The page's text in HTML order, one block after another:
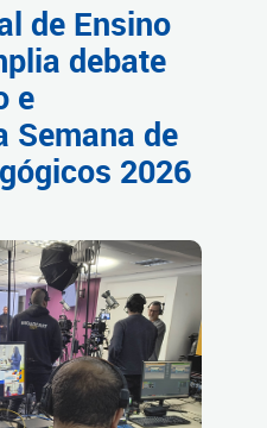
de Ensino
debate
e
Semana de
2026